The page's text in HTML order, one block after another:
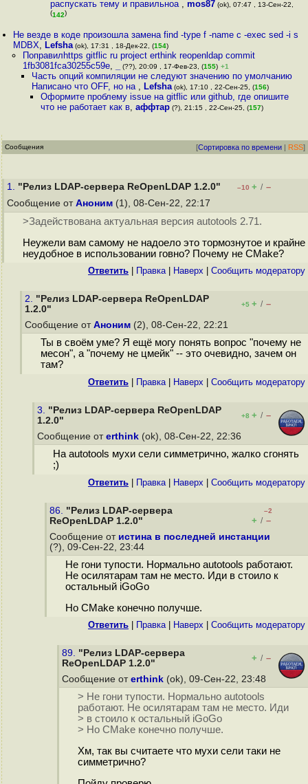
распускать тему и правильноа , mos87(ok), 07:47 , 13-Сен-22,
(142)
Не везде в коде произошла замена find -type f -name c -exec sed -i s
MDBX, Lefsha (ok), 17:31 , 18-Дек-22, (154)
Поправилhttps gitflic ru project erthink reopenldap commit
1fb3081fca30255c59e, (??), 20:09 , 17-Фев-23, (155) +1
Часть опций компиляции не следуют значению по умолчанию
Написано что OFF, но на , Lefsha(ok), 17:10 , 22-Сен-25, (156)
Оформите проблему issue на gitflic или github, где опишите
что не работает как в,аффтар (?), 21:15 , 22-Сен-25, (157)
Сообщения [Сортировка по времени | RSS]
1. "Релиз LDAP-сервера ReOpenLDAP 1.2.0" –10 + / –
Сообщение от Аноним (1), 08-Сен-22, 22:17
>Задействована актуальная версия autotools 2.71.
Неужели вам самому не надоело это тормознутое и крайне
неудобное в использовании говно? Почему не CMake?
Ответить Правка| Наверх Cообщить модератору
2. "Релиз LDAP-сервера ReOpenLDAP
1.2.0"
+5 + / –
Сообщение от Аноним (2), 08-Сен-22, 22:21
Ты в своём уме? Я ещё могу понять вопрос "почему не
месон", а "почему не цмейк" -- это очевидно, зачем он
там?
Ответить Правка| Наверх Cообщить модератору
3. "Релиз LDAP-сервера ReOpenLDAP
1.2.0"
+8 + / –
Сообщение от erthink (ok), 08-Сен-22, 22:36
На autotools мухи сели симметрично, жалко сгонять
;)
Ответить Правка| Наверх Cообщить модератору
86. "Релиз LDAP-сервера
ReOpenLDAP 1.2.0"
–2
+ / –
Сообщение от истина в последней инстанции
(?), 09-Сен-22, 23:44
Не гони тупости. Нормально autotools работают.
Не осилятарам там не место. Иди в стоило к
остальный iGoGo
Но CMake конечно получше.
Ответить Правка| Наверх Cообщить модератору
89. "Релиз LDAP-сервера
ReOpenLDAP 1.2.0"
+ / –
Сообщение от erthink (ok), 09-Сен-22, 23:48
> Не гони тупости. Нормально autotools
работают. Не осилятарам там не место. Иди
> в стоило к остальный iGoGo
> Но CMake конечно получше.
Хм, так вы считаете что мухи сели таки не
симметрично?